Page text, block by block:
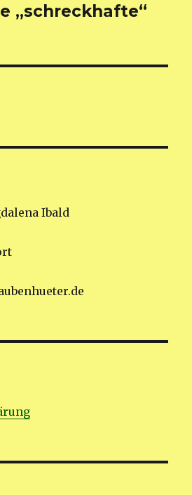
„schreckhafte“
Ibald